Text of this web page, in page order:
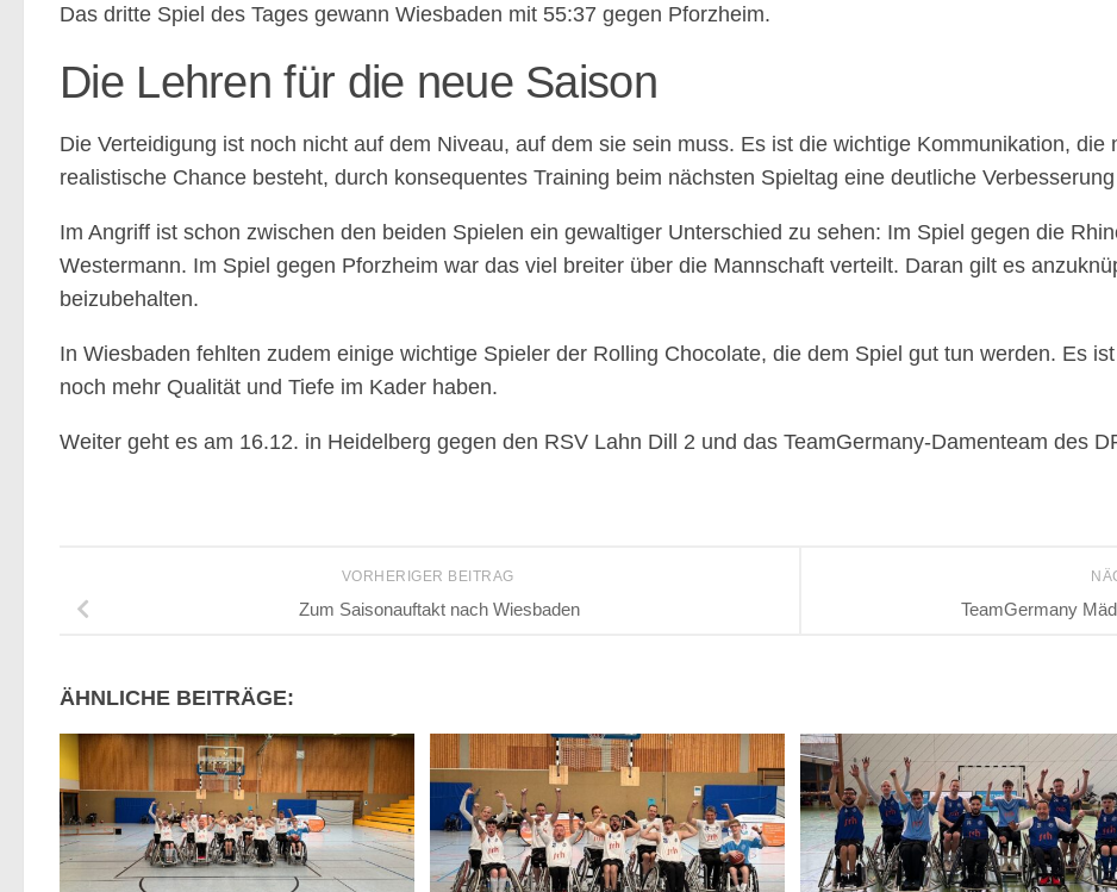
Das dritte Spiel des Tages gewann Wiesbaden mit 55:37 gegen Pforzheim.
Die Lehren für die neue Saison
Die Verteidigung ist noch nicht auf dem Niveau, auf dem sie sein muss. Es ist die wichtige Kommunikation,
realistische Chance besteht, durch konsequentes Training beim nächsten Spieltag eine deutliche
Im Angriff ist schon zwischen den beiden Spielen ein gewaltiger Unterschied zu sehen: Im Spiel gegen die
Westermann. Im Spiel gegen Pforzheim war das viel breiter über die Mannschaft verteilt. Daran gilt es
beizubehalten.
In Wiesbaden fehlten zudem einige wichtige Spieler der Rolling Chocolate, die dem Spiel gut tun werden. Es
noch mehr Qualität und Tiefe im Kader haben.
Weiter geht es am 16.12. in Heidelberg gegen den RSV Lahn Dill 2 und das TeamGermany-Damenteam des
TeamGermany
VORHERIGER BEITRAG
Zum Saisonauftakt nach Wiesbaden
ÄHNLICHE BEITRÄGE: